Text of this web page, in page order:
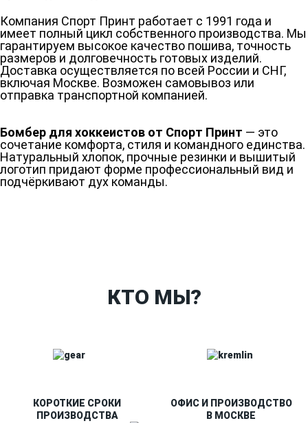
Компания Спорт Принт работает с 1991 года и
имеет полный цикл собственного производства. Мы
гарантируем высокое качество пошива, точность
размеров и долговечность готовых изделий.
Доставка осуществляется по всей России и СНГ,
включая Москве. Возможен самовывоз или
отправка транспортной компанией.
Бомбер для хоккеистов от Спорт Принт — это
сочетание комфорта, стиля и командного единства.
Натуральный хлопок, прочные резинки и вышитый
логотип придают форме профессиональный вид и
подчёркивают дух команды.
КТО МЫ?
КОРОТКИЕ СРОКИ
ПРОИЗВОДСТВА
ОФИС И ПРОИЗВОДСТВО
В МОСКВЕ